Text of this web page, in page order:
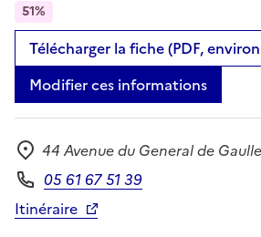
51%
Télécharger la fiche (PDF,
Modifier ces informations
Adresse
44 Avenue du General de
Téléphone
05 61 67 51 39
Itinéraire